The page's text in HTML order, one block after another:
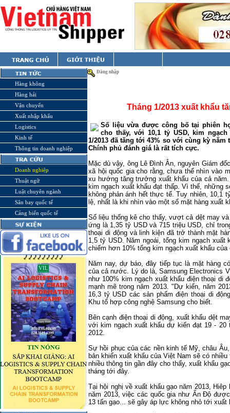
Hàng không
Hàng hải
Vận chuyển
Xuất nhập khẩu
Logistics
Kinh tế
Thông tin doanh nghiệp
Doanh nghiệp
Thuật ngữ
Luật chuyên ngành
Sân bay quốc tế
Cảng biển quốc tế
Đăng nhập
Tháng 1/2013 xuất khẩu
Số liệu vừa được công bố tại phiên
cho thấy, với 10,1 tỷ USD, kim
1/2013 đã tăng tới 43% so với cùng kỳ
Chính phủ đánh giá là rất tích cực.
Mặc dù vậy, ông Lê Đình Ân, nguyên Giám
xã hội quốc gia cho rằng, chưa thể nhìn vào
xu hướng tăng trưởng xuất khẩu của cả
kim ngạch xuất khẩu đạt thấp. Vì thế, những
không phản ánh hết thực tế. Tuy nhiên, 10,1
lệ, nhất là khi nhìn vào một số mặt hàng xuất
Số liệu thống kê cho thấy, vượt cả dệt may
ứng là 1,35 tỷ USD và 715 triệu USD, chỉ
thoại di động và linh kiện đã trở thành mặt
1,5 tỷ USD. Năm ngoái, tổng kim ngạch
chiếm hơn 10% tổng kim ngạch xuất khẩu
Năm nay, dự báo, đây tiếp tục là mặt hàng
của cả nước. Lý do là, Samsung Electronics
như 100% kim ngạch xuất khẩu điện thoại di
mạnh mẽ trong năm 2013. "Dự kiến, năm
16,3 tỷ USD các sản phẩm điện thoại di
Khu tổ hợp công nghệ Samsung cho biết.
Bên cạnh điện thoại di động, xuất khẩu dệt
với kim ngạch xuất khẩu dự kiến đạt 19 - 20
2012.
Sự hồi phục của các nền kinh tế Mỹ, châu
bản khiến xuất khẩu của Việt Nam sẽ có nhiều
nhiều thông tin gần đây cho thấy, xuất khẩu
tháng tới đây.
Tại hội nghị về xuất khẩu gạo năm 2013,
năm 2013, việc các quốc gia như Ấn Độ
13 tấn gạo... sẽ gây áp lực không nhỏ tới xuất